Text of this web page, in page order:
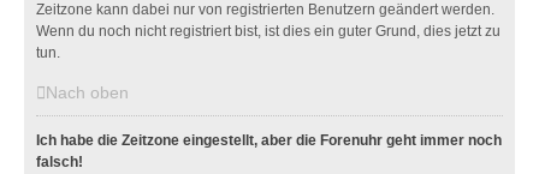
Zeitzone kann dabei nur von registrierten Benutzern geändert werden.
Wenn du noch nicht registriert bist, ist dies ein guter Grund, dies jetzt zu
tun.
Nach oben
Ich habe die Zeitzone eingestellt, aber die Forenuhr geht immer noch
falsch!